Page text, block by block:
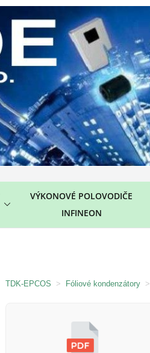
VÝKONOVÉ POLOVODIČE
INFINEON
TDK-EPCOS > Fóliové kondenzátory >